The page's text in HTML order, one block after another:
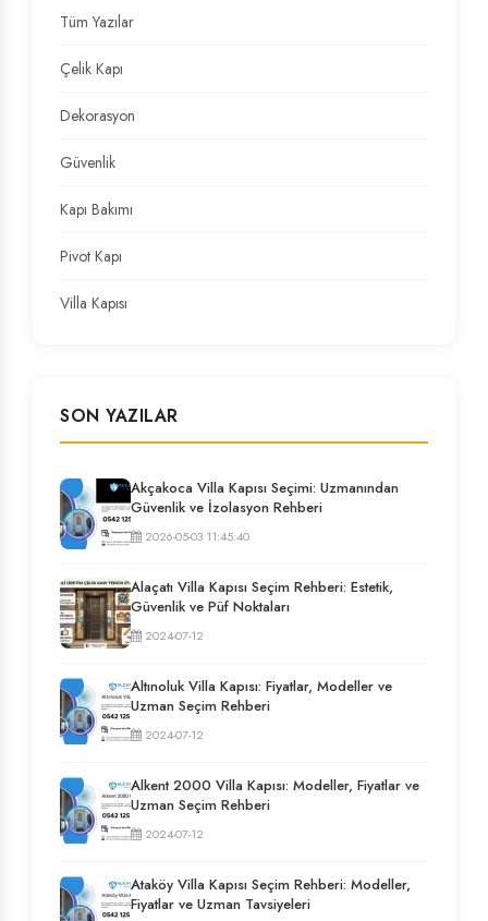
Tüm Yazılar
Çelik Kapı
Dekorasyon
Güvenlik
Kapı Bakımı
Pivot Kapı
Villa Kapısı
SON YAZILAR
Akçakoca Villa Kapısı Seçimi: Uzmanından
Güvenlik ve İzolasyon Rehberi
2026-05-03 11:45:40
Alaçatı Villa Kapısı Seçim Rehberi: Estetik,
Güvenlik ve Püf Noktaları
2024-07-12
Altınoluk Villa Kapısı: Fiyatlar, Modeller ve
Uzman Seçim Rehberi
2024-07-12
Alkent 2000 Villa Kapısı: Modeller, Fiyatlar ve
Uzman Seçim Rehberi
2024-07-12
Ataköy Villa Kapısı Seçim Rehberi: Modeller,
Fiyatlar ve Uzman Tavsiyeleri